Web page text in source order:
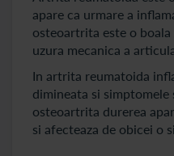
apare ca urmare a
osteoartrita este o
uzura mecanica a
In artrita reumatoida
dimineata si
osteoartrita durerea
si afecteaza de obicei o